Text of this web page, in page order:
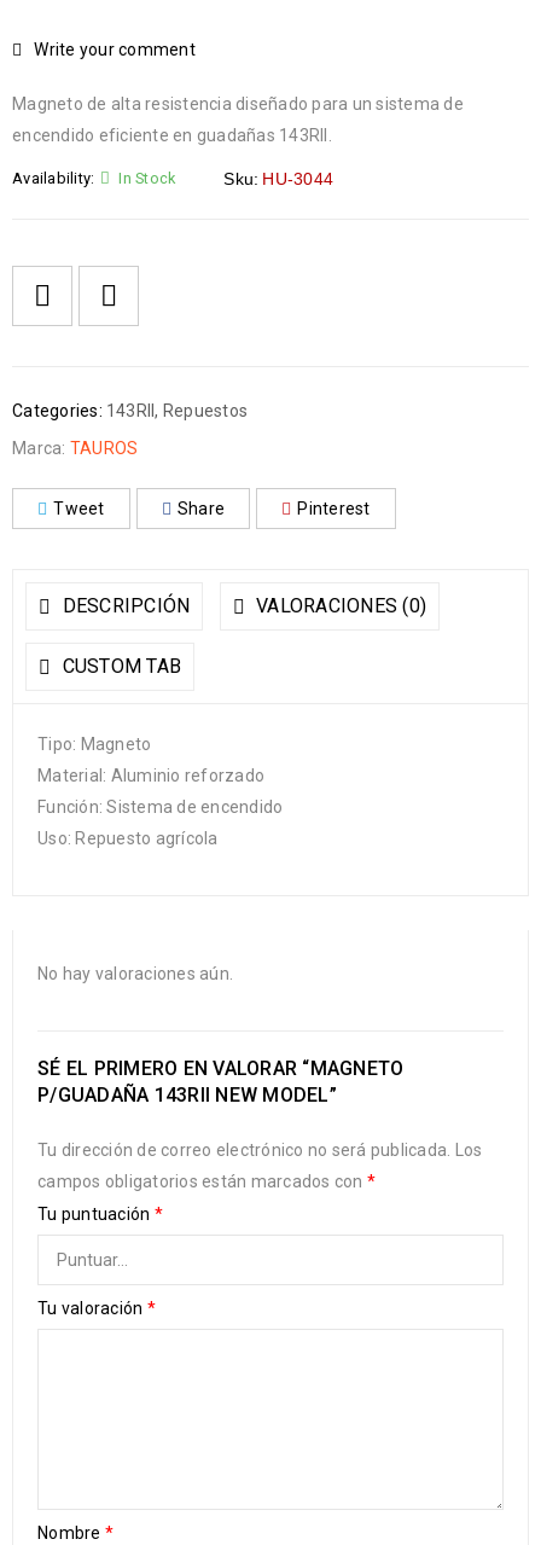
Write your comment
Magneto de alta resistencia diseñado para un sistema de
encendido eficiente en guadañas 143RII.
Availability: In Stock Sku: HU-3044
Categories: 143RII, Repuestos
Marca: TAUROS
Tweet Share Pinterest
DESCRIPCIÓN VALORACIONES (0)
CUSTOM TAB
Tipo: Magneto
Material: Aluminio reforzado
Función: Sistema de encendido
Uso: Repuesto agrícola
No hay valoraciones aún.
SÉ EL PRIMERO EN VALORAR “MAGNETO
P/GUADAÑA 143RII NEW MODEL”
Tu dirección de correo electrónico no será publicada. Los
campos obligatorios están marcados con *
Tu puntuación *
Tu valoración *
Nombre *